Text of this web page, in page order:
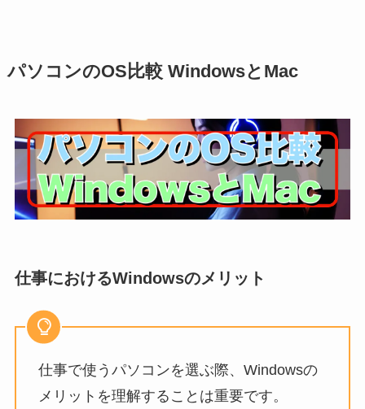
パソコンのOS比較 WindowsとMac
仕事におけるWindowsのメリット
仕事で使うパソコンを選ぶ際、Windowsの
メリットを理解することは重要です。